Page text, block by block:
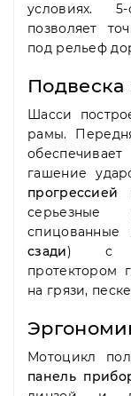
условиях. 5-
позволяет
под рельеф
Подвеска
Шасси
рамы.
гашение
прогрессией
серьезные
спицованные
сзади) с
протектором
на грязи,
Мотоцикл
панель